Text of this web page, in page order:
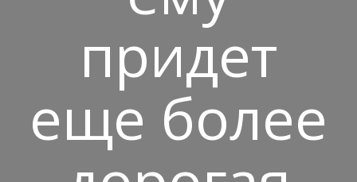
придет
еще более